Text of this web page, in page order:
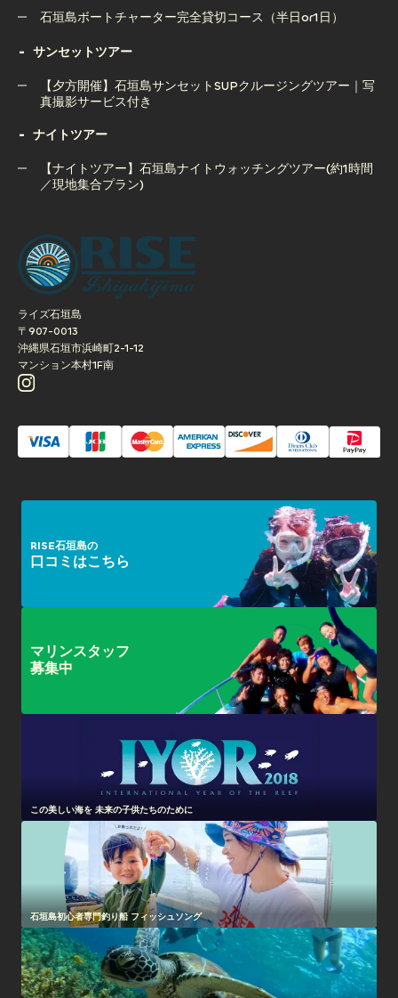
窟＆ウミガメツアー｜人気の2大スポット制覇
石垣島ボートチャーター完全貸切コース（半日or1日）
石垣島ボートチャーター完全貸切コース（半日or1日）
サンセットツアー
【夕方開催】石垣島サンセットSUPクルージングツアー｜写
真撮影サービス付き
【夕方開催】石垣島サンセットSUPクルージングツアー｜写
ナイトツアー
【ナイトツアー】石垣島ナイトウォッチングツアー(約1時間
／現地集合プラン)
／現地集合プラン)
ライズ石垣島
〒907-0013
沖縄県石垣市浜崎町2-1-12
マンション本村1F南
RISE石垣島の
口コミはこちら
マリンスタッフ
募集中
この美しい海を 未来の子供たちのために
石垣島初心者専門釣り船 フィッシュソング